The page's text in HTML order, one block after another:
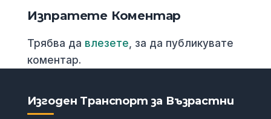
Изпратете Коментар
Трябва да влезете, за да публикувате
коментар.
Изгоден Транспорт за Възрастни